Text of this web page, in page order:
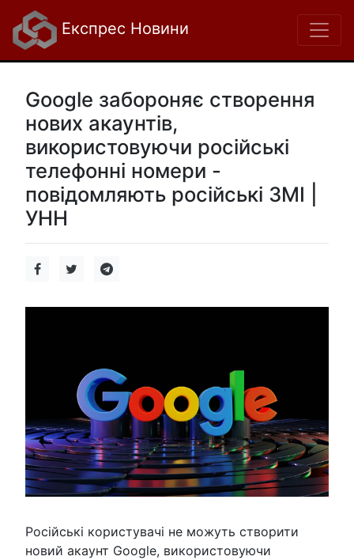
Експрес Новини
Google забороняє створення
нових акаунтів,
використовуючи російські
телефонні номери -
повідомляють російські ЗМІ |
УНН
Російські користувачі не можуть створити
новий акаунт Google, використовуючи